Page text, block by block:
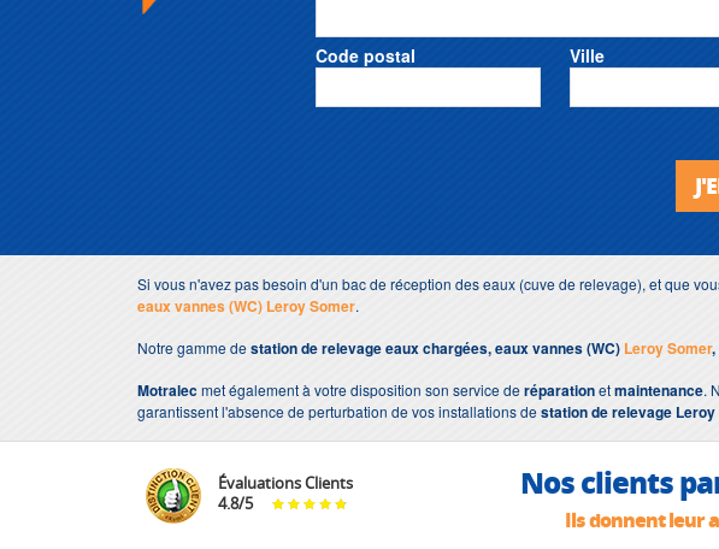
Code postal Ville
Si vous n'avez pas besoin d'un bac de réception des eaux (cuve de relevage), et que
eaux vannes (WC) Leroy Somer.
Notre gamme destation de relevage eaux chargées, eaux vannes (WC) Leroy Somer,
Motralecmet également à votre disposition son service deréparationetmaintenance.
garantissent l'absence de perturbation de vos installations destation de relevage
Évaluations Clients
4.8/5 Nos clients
Ils donnent leur